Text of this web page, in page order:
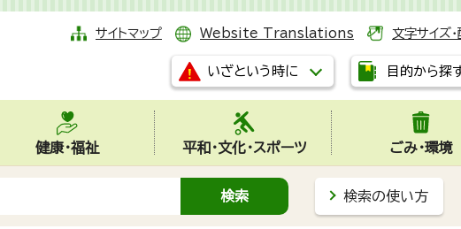
サイトマップ Website Translations 文字サイズ
いざという時に 目的から探
健康・福祉 平和・文化・スポーツ ごみ・環境
検索の使い方